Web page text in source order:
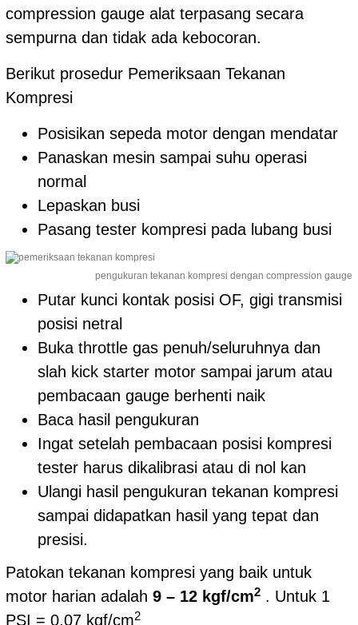
compression gauge alat terpasang secara
sempurna dan tidak ada kebocoran.
Berikut prosedur Pemeriksaan Tekanan
Kompresi
Posisikan sepeda motor dengan mendatar
Panaskan mesin sampai suhu operasi
normal
Lepaskan busi
Pasang tester kompresi pada lubang busi
pengukuran tekanan kompresi dengan compression gauge
Putar kunci kontak posisi OF, gigi transmisi
posisi netral
Buka throttle gas penuh/seluruhnya dan
slah kick starter motor sampai jarum atau
pembacaan gauge berhenti naik
Baca hasil pengukuran
Ingat setelah pembacaan posisi kompresi
tester harus dikalibrasi atau di nol kan
Ulangi hasil pengukuran tekanan kompresi
sampai didapatkan hasil yang tepat dan
presisi.
Patokan tekanan kompresi yang baik untuk
motor harian adalah 9 – 12 kgf/cm2 . Untuk 1
PSI = 0,07 kgf/cm2